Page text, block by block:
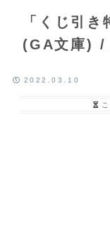
「くじ引
(GA文庫) /
2022.03.10